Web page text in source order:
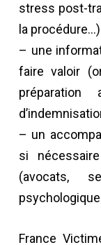
stress post-
la procédure…)
– une
faire valoir
– un
si
(avocats,
France